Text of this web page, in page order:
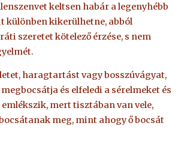
keltsen habár a legenyhébb
különben kikerülhetne, abból
szeretet kötelező érzése, s nem
haragtartást vagy bosszúvágyat,
és elfeledi a sérelmeket és
mert tisztában van vele,
meg, mint ahogy ő bocsát